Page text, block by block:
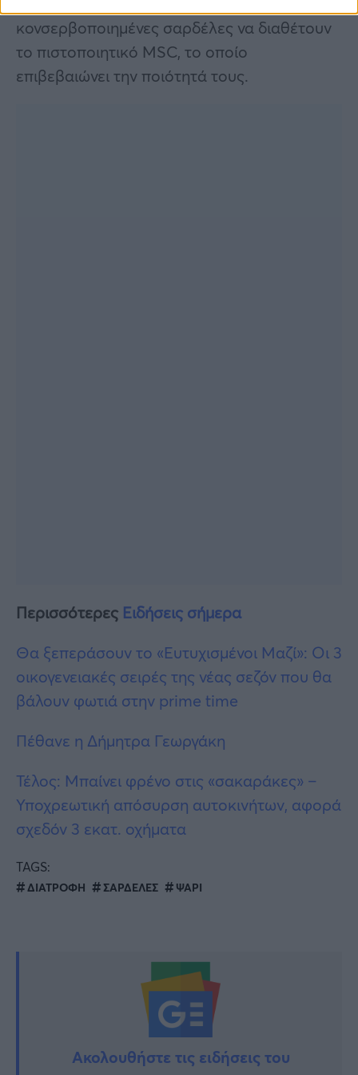
κονσερβοποιημένες σαρδέλες να διαθέτουν
το πιστοποιητικό MSC, το οποίο
επιβεβαιώνει την ποιότητά τους.
Περισσότερες Ειδήσεις σήμερα
Θα ξεπεράσουν το «Ευτυχισμένοι Μαζί»: Οι 3
οικογενειακές σειρές της νέας σεζόν που θα
βάλουν φωτιά στην prime time
Πέθαvε η Δήμητρα Γεωργάκη
Τέλος: Μπαίνει φρένο στις «σακαράκες» –
Υποχρεωτική απόσυρση αυτοκινήτων, αφορά
σχεδόν 3 εκατ. οχήματα
TAGS:
ΔΙΑΤΡΟΦΗ ΣΑΡΔΕΛΕΣ ΨΑΡΙ
Ακολουθήστε τις ειδήσεις του